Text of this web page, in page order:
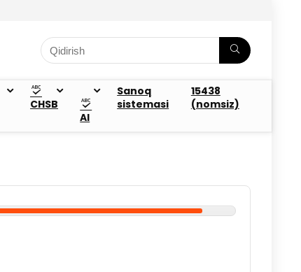
CHSB
AI
Sanoq
sistemasi
15438
(nomsiz)